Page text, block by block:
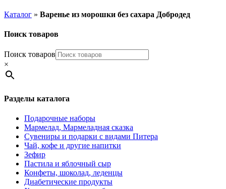
Каталог » Варенье из морошки без сахара Добродед
Поиск товаров
Поиск товаров
×
Разделы каталога
Подарочные наборы
Мармелад, Мармеладная сказка
Сувениры и подарки с видами Питера
Чай, кофе и другие напитки
Зефир
Пастила и яблочный сыр
Конфеты, шоколад, леденцы
Диабетические продукты